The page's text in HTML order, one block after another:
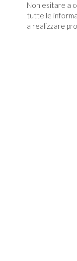
Non esitare a
tutte le
a realizzare